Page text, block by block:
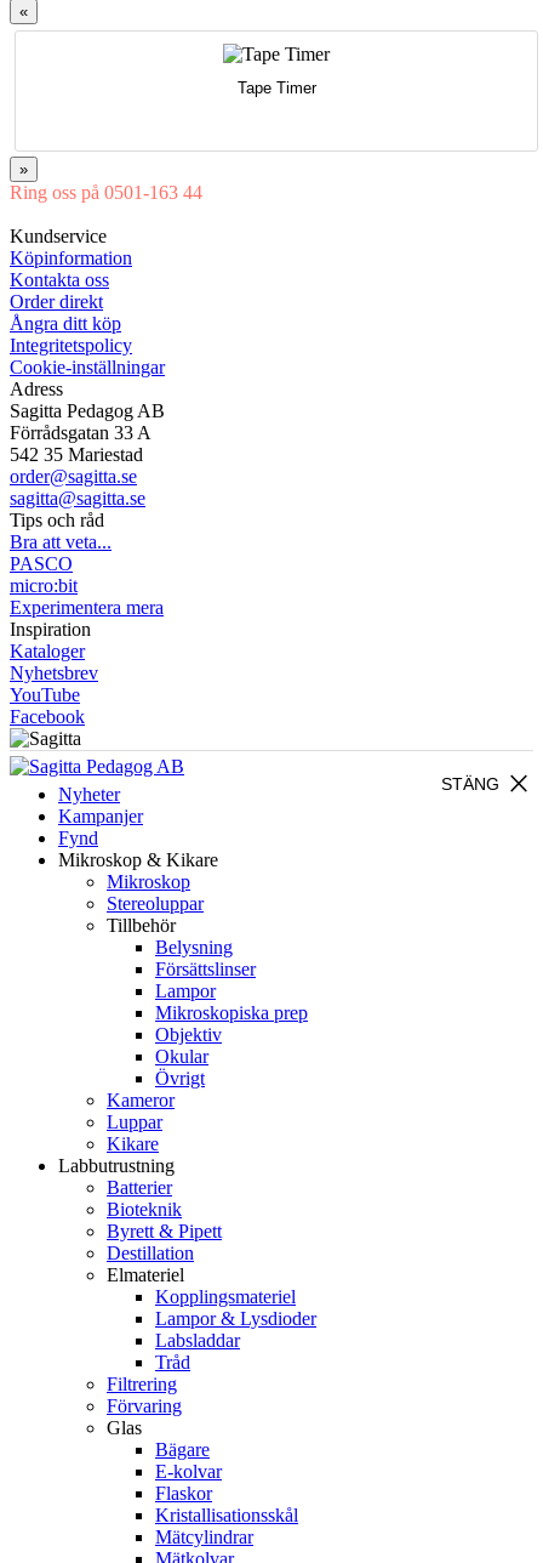
«
Tape Timer
»
Ring oss på 0501-163 44
Kundservice
Köpinformation
Kontakta oss
Order direkt
Ångra ditt köp
Integritetspolicy
Cookie-inställningar
Adress
Sagitta Pedagog AB
Förrådsgatan 33 A
542 35 Mariestad
order@sagitta.se
sagitta@sagitta.se
Tips och råd
Bra att veta...
PASCO
micro:bit
Experimentera mera
Inspiration
Kataloger
Nyhetsbrev
YouTube
Facebook
close
STÄNG
Nyheter
Kampanjer
Fynd
Mikroskop & Kikare
Mikroskop
Stereoluppar
Tillbehör
Belysning
Försättslinser
Lampor
Mikroskopiska prep
Objektiv
Okular
Övrigt
Kameror
Luppar
Kikare
Labbutrustning
Batterier
Bioteknik
Byrett & Pipett
Destillation
Elmateriel
Kopplingsmateriel
Lampor & Lysdioder
Labsladdar
Tråd
Filtrering
Förvaring
Glas
Bägare
E-kolvar
Flaskor
Kristallisationsskål
Mätcylindrar
Mätkolvar